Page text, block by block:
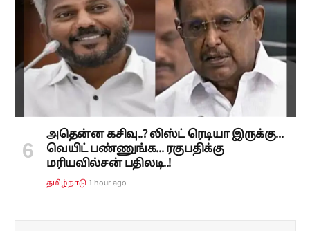
அதென்ன கசிவு..? லிஸ்ட் ரெடியா இருக்கு...
வெயிட் பண்ணுங்க... ரகுபதிக்கு
மரியவில்சன் பதிலடி..!
தமிழ்நாடு 1 hour ago